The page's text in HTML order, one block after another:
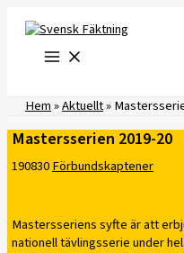
innehåll
Hem»Aktuellt»
Mastersserien 2019-20
190830Förbundskaptener
Mastersseriens syfte är att
nationell tävlingsserie under